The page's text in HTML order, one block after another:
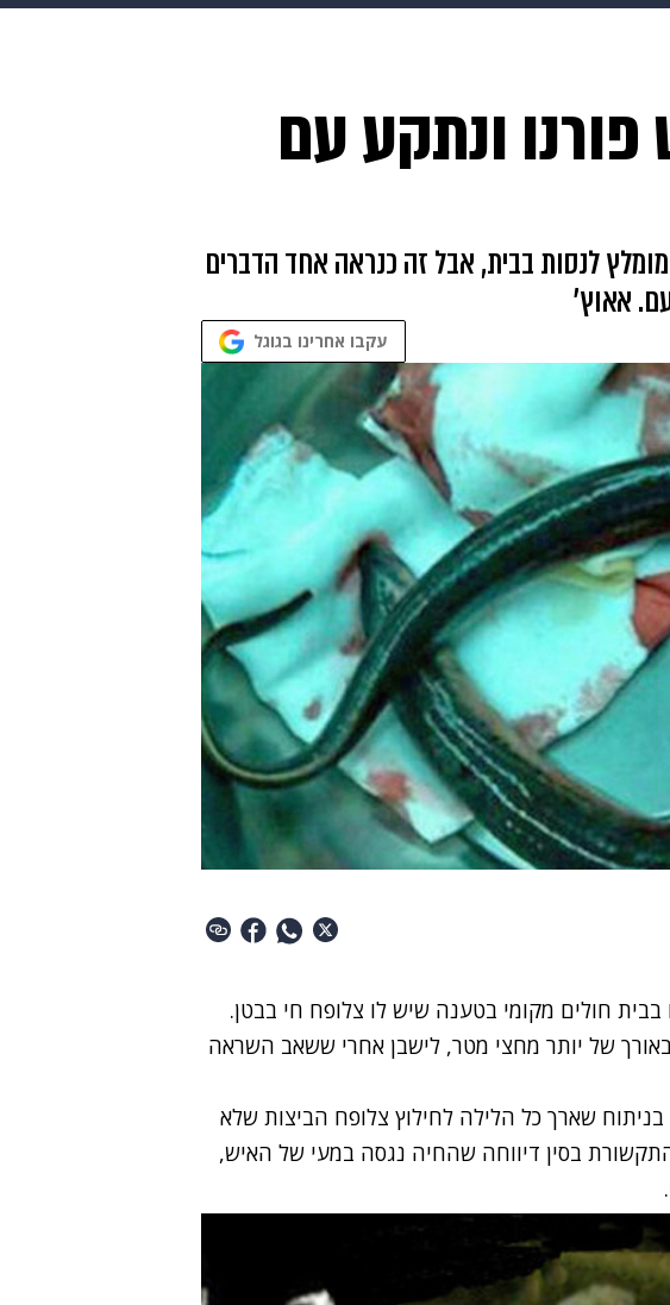
מתכונים פרויקטים מיוחדים
ונתקע עם
לנסות בבית, אבל זה כנראה אחד הדברים
אאוץ'
עקבו אחרינו בגוגל
בבית חולים מקומי בטענה שיש לו צלופח חי בבטן.
של יותר מחצי מטר, לישבן אחרי ששאב השראה
שארך כל הלילה לחילוץ צלופח הביצות שלא
בסין דיווחה שהחיה נגסה במעי של האיש,